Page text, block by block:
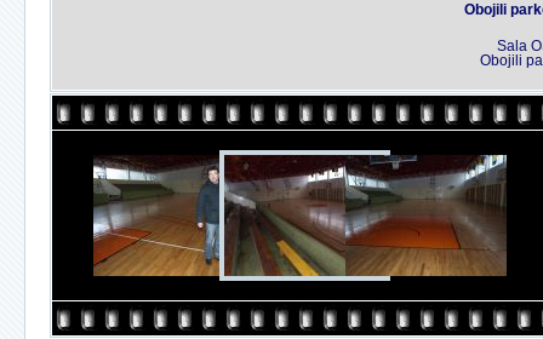
Obojili
Sala
Obojili